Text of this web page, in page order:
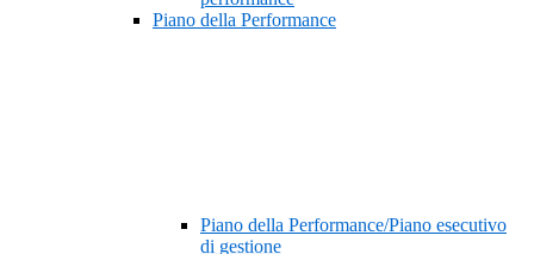
Piano della Performance
Piano della Performance/Piano esecutivo
di gestione